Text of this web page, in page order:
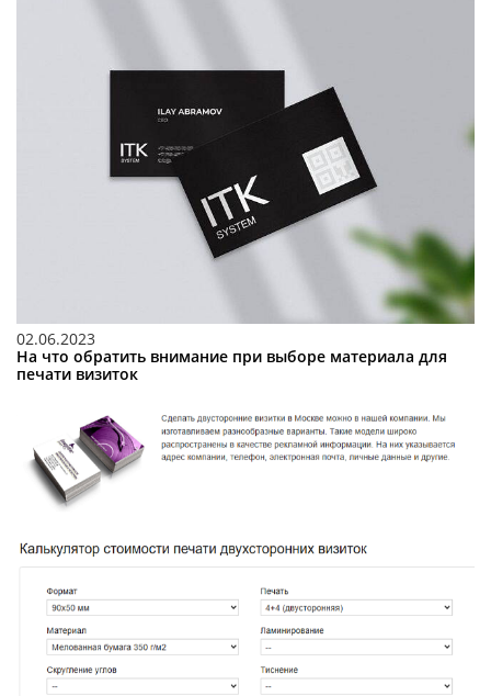
02.06.2023
На что обратить внимание при выборе материала для
печати визиток